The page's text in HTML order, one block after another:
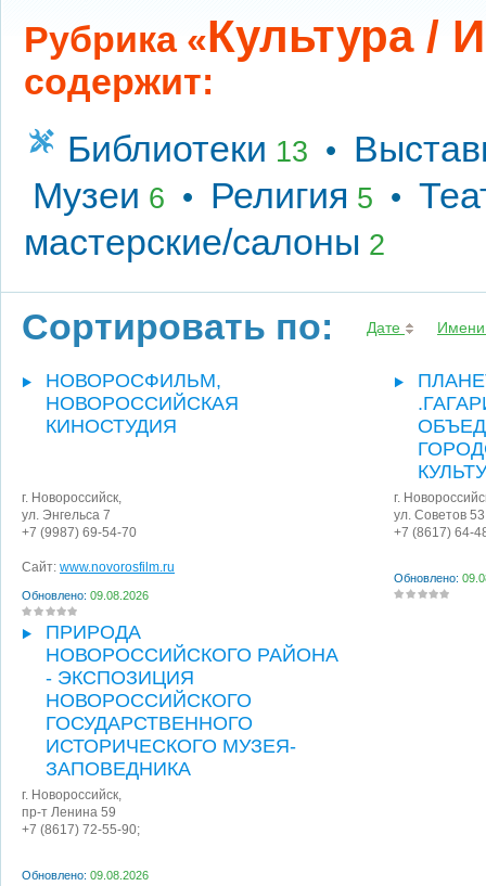
Рубрика «Культура /
содержит:
Библиотеки 13 •
Музеи 6 • Религия 5 •
мастерские/салоны 2
Сортировать по: Дате Имени
НОВОРОСФИЛЬМ,
НОВОРОССИЙСКАЯ
КИНОСТУДИЯ
г. Новороссийск,
ул. Энгельса 7
+7 (9987) 69-54-70
Сайт: www.novorosfilm.ru
Обновлено: 09.08.2026
г.
ул. Советов 53
+7 (8617) 64-
Обновлено:
ПРИРОДА
НОВОРОССИЙСКОГО РАЙОНА
- ЭКСПОЗИЦИЯ
НОВОРОССИЙСКОГО
ГОСУДАРСТВЕННОГО
ИСТОРИЧЕСКОГО МУЗЕЯ-
ЗАПОВЕДНИКА
г. Новороссийск,
пр-т Ленина 59
+7 (8617) 72-55-90;
Обновлено: 09.08.2026